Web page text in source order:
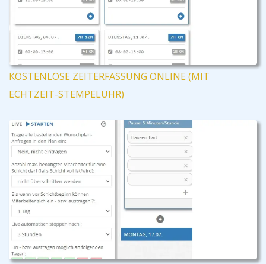
KOSTENLOSE ZEITERFASSUNG ONLINE (MIT
ECHTZEIT-STEMPELUHR)